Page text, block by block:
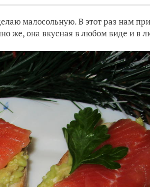
малосольную. В этот раз нам
же, она вкусная в любом виде и в